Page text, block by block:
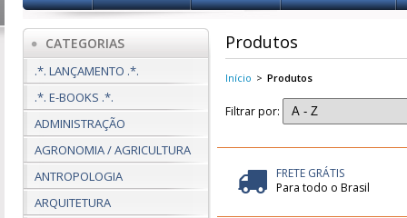
CATEGORIAS
.*. LANÇAMENTO .*.
.*. E-BOOKS .*.
ADMINISTRAÇÃO
AGRONOMIA / AGRICULTURA
ANTROPOLOGIA
ARQUITETURA
Produtos
Início > Produtos
Filtrar por:
FRETE GRÁTIS
Para todo o Brasil